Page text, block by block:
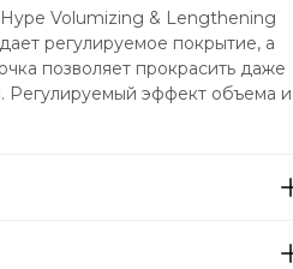
Volumizing & Lengthening
регулируемое покрытие, а
позволяет прокрасить даже
Регулируемый эффект объема и